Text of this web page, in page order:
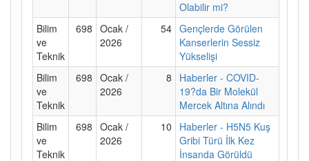
Olabilir mi?
Bilim
ve
Teknik
698 Ocak /
2026
54 Gençlerde Görülen
Kanserlerin Sessiz
Yükselişi
Bilim
ve
Teknik
698 Ocak /
2026
8
Haberler - COVID-
19?da Bir Molekül
Mercek Altına Alındı
Bilim
ve
Teknik
698 Ocak /
2026
10
Haberler - H5N5 Kuş
Gribi Türü İlk Kez
İnsanda Görüldü